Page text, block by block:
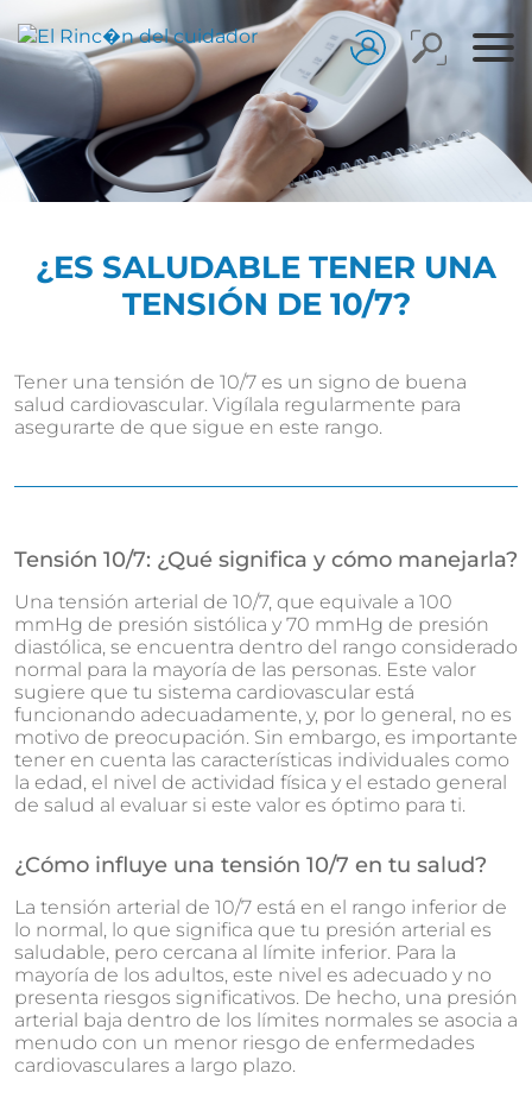
¿ES SALUDABLE TENER UNA
TENSIÓN DE 10/7?
Tener una tensión de 10/7 es un signo de buena
salud cardiovascular. Vigílala regularmente para
asegurarte de que sigue en este rango.
Tensión 10/7: ¿Qué significa y cómo manejarla?
Una tensión arterial de 10/7, que equivale a 100
mmHg de presión sistólica y 70 mmHg de presión
diastólica, se encuentra dentro del rango considerado
normal para la mayoría de las personas. Este valor
sugiere que tu sistema cardiovascular está
funcionando adecuadamente, y, por lo general, no es
motivo de preocupación. Sin embargo, es importante
tener en cuenta las características individuales como
la edad, el nivel de actividad física y el estado general
de salud al evaluar si este valor es óptimo para ti.
¿Cómo influye una tensión 10/7 en tu salud?
La tensión arterial de 10/7 está en el rango inferior de
lo normal, lo que significa que tu presión arterial es
saludable, pero cercana al límite inferior. Para la
mayoría de los adultos, este nivel es adecuado y no
presenta riesgos significativos. De hecho, una presión
arterial baja dentro de los límites normales se asocia a
menudo con un menor riesgo de enfermedades
cardiovasculares a largo plazo.